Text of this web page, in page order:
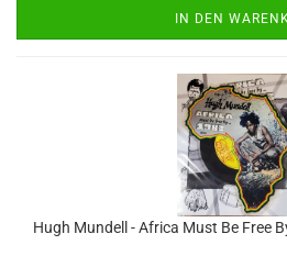
IN DEN
Hugh Mundell - Africa Must Be Free